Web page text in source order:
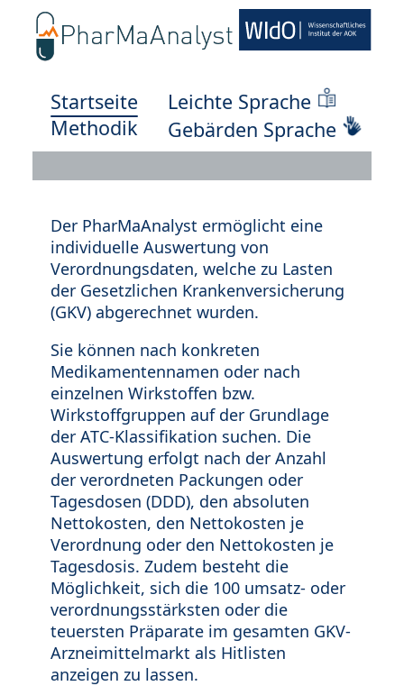
Startseite
Methodik
Leichte Sprache
Gebärden Sprache
Der PharMaAnalyst ermöglicht eine
individuelle Auswertung von
Verordnungsdaten, welche zu Lasten
der Gesetzlichen Krankenversicherung
(GKV) abgerechnet wurden.
Sie können nach konkreten
Medikamentennamen oder nach
einzelnen Wirkstoffen bzw.
Wirkstoffgruppen auf der Grundlage
der ATC-Klassifikation suchen. Die
Auswertung erfolgt nach der Anzahl
der verordneten Packungen oder
Tagesdosen (DDD), den absoluten
Nettokosten, den Nettokosten je
Verordnung oder den Nettokosten je
Tagesdosis. Zudem besteht die
Möglichkeit, sich die 100 umsatz- oder
verordnungsstärksten oder die
teuersten Präparate im gesamten GKV-
Arzneimittelmarkt als Hitlisten
anzeigen zu lassen.